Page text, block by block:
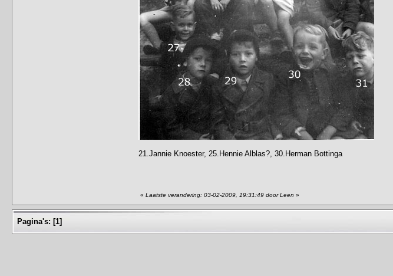
21.Jannie Knoester, 25.Hennie Alblas?, 30.Herman Bottinga
« Laatste verandering: 03-02-2009, 19:31:49 door Leen »
Pagina's: [1]